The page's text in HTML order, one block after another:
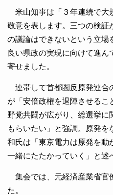
米山知事は「３年連続で大
敬意を表します。三つの検証
の議論はできないという立場
良い県政の実現に向けて進
寄せました。
連帯して首都圏反原発連合
が「安倍政権を退陣させるこ
野党共闘が広がり、総選挙
もらいたい」と強調。原発
和氏は「東京電力は原発を動
一緒にたたかっていく」と述
集会では、元経済産業省官
た。